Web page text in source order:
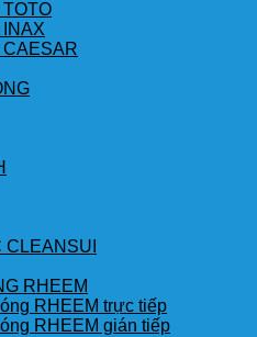
INAX
CAESAR
RHEEM
RHEEM trực tiếp
RHEEM gián tiếp